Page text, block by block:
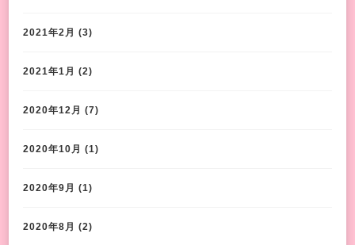
2021年2月 (3)
2021年1月 (2)
2020年12月 (7)
2020年10月 (1)
2020年9月 (1)
2020年8月 (2)